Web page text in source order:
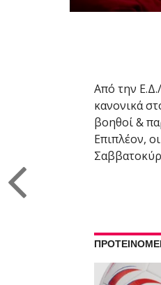
Από την
κανονικά
βοηθοί &
Επιπλέον,